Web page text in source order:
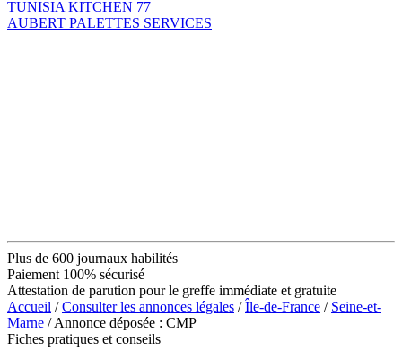
TUNISIA KITCHEN 77
AUBERT PALETTES SERVICES
Plus de 600 journaux habilités
Paiement 100% sécurisé
Attestation de parution pour le greffe immédiate et gratuite
Accueil /Consulter les annonces légales /Île-de-France / Seine-et-
Marne / Annonce déposée : CMP
Fiches pratiques et conseils